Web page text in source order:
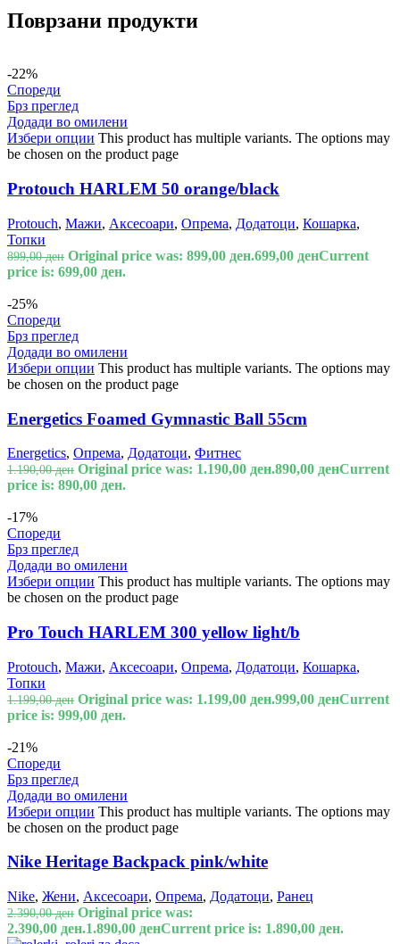
Поврзани продукти
-22%
Спореди
Брз преглед
Додади во омилени
Избери опции This product has multiple variants. The options may
be chosen on the product page
Protouch HARLEM 50 orange/black
Protouch, Мажи, Аксесоари, Опрема, Додатоци, Кошарка,
Топки
899,00ден Original price was: 899,00 ден.699,00 денCurrent
price is: 699,00 ден.
-25%
Спореди
Брз преглед
Додади во омилени
Избери опции This product has multiple variants. The options may
be chosen on the product page
Energetics Foamed Gymnastic Ball 55cm
Energetics, Опрема, Додатоци, Фитнес
1.190,00ден Original price was: 1.190,00 ден.890,00 денCurrent
price is: 890,00 ден.
-17%
Спореди
Брз преглед
Додади во омилени
Избери опции This product has multiple variants. The options may
be chosen on the product page
Pro Touch HARLEM 300 yellow light/b
Protouch, Мажи, Аксесоари, Опрема, Додатоци, Кошарка,
Топки
1.199,00ден Original price was: 1.199,00 ден.999,00 денCurrent
price is: 999,00 ден.
-21%
Спореди
Брз преглед
Додади во омилени
Избери опции This product has multiple variants. The options may
be chosen on the product page
Nike Heritage Backpack pink/white
Nike, Жени, Аксесоари, Опрема, Додатоци, Ранец
2.390,00ден Original price was:
2.390,00 ден.1.890,00 денCurrent price is: 1.890,00 ден.